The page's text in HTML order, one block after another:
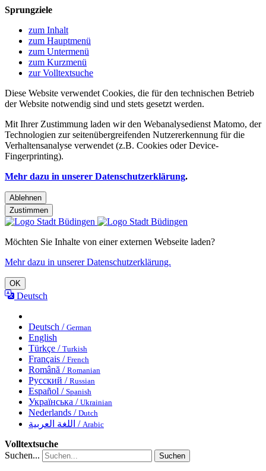
Sprungziele
zum Inhalt
zum Hauptmenü
zum Untermenü
zum Kurzmenü
zur Volltextsuche
Diese Website verwendet Cookies, die für den technischen Betrieb
der Website notwendig sind und stets gesetzt werden.
Mit Ihrer Zustimmung laden wir den Webanalysedienst Matomo, der
Technologien zur seitenübergreifenden Nutzererkennung für die
Verhaltensanalyse verwendet (z.B. Cookies oder Device-
Fingerprinting).
Mehr dazu in unserer Datenschutzerklärung.
Ablehnen
Zustimmen
Möchten Sie Inhalte von einer externen Webseite laden?
Mehr dazu in unserer Datenschutzerklärung.
OK
Deutsch
Deutsch / German
English
Türkçe / Turkish
Français / French
Română / Romanian
Русский / Russian
Español / Spanish
Українська / Ukrainian
Nederlands / Dutch
اللغة العربية / Arabic
Volltextsuche
Suchen...
Suchen